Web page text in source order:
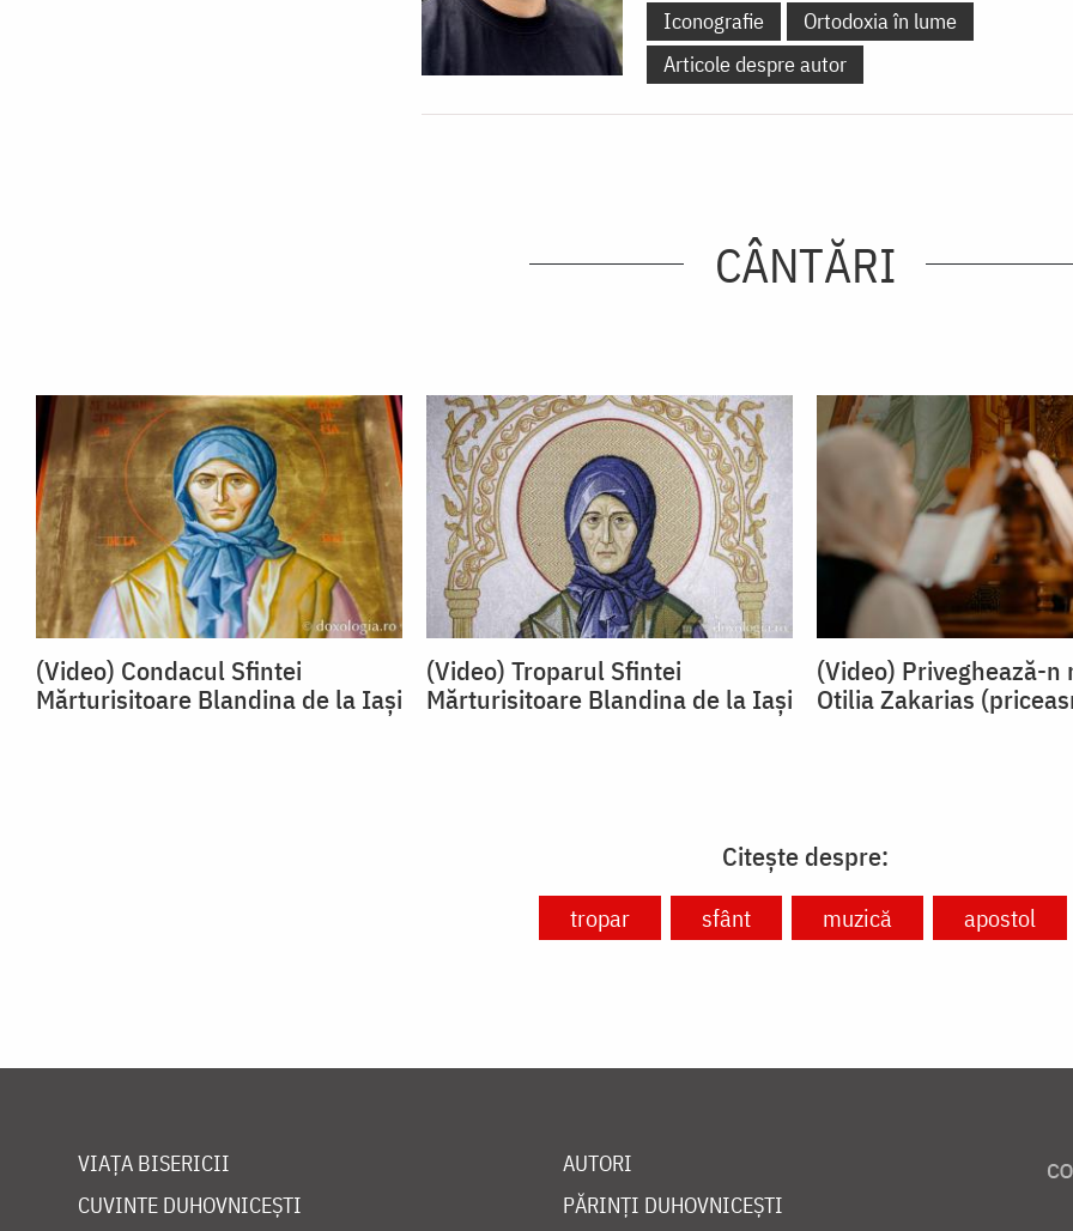
Iconografie
Ortodoxia în lume
Articole despre autor
CÂNTĂRI
(Video) Condacul Sfintei
Mărturisitoare Blandina de la Iași
(Video) Troparul Sfintei
Mărturisitoare Blandina de la Iași
(Video) Priveghează-n
Otilia Zakarias
Citește despre:
tropar sfânt muzică apostol
VIAȚA BISERICII
CUVINTE DUHOVNICEȘTI
AUTORI
PĂRINȚI DUHOVNICEȘTI